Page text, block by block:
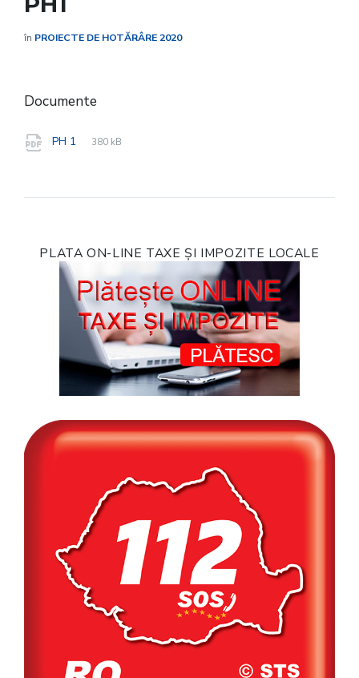
în PROIECTE DE HOTĂRÂRE 2020
Documente
PH 1
File
pdf
File
380 kB
PLATA ON-LINE TAXE ȘI IMPOZITE LOCALE